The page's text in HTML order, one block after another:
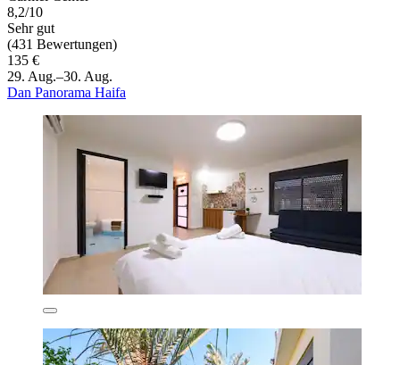
8,2/10
Sehr gut
(431 Bewertungen)
135 €
29. Aug.–30. Aug.
Dan Panorama Haifa